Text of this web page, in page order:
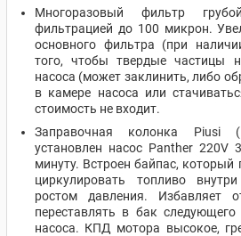
Многоразовый фильтр
фильтрацией до 100 микрон.
основного фильтра (при
того, чтобы твердые частицы
насоса (может заклинить, либо
в камере насоса или
стоимость не входит.
Заправочная колонка Piusi
установлен насос Panther
минуту. Встроен байпас, который
циркулировать топливо
ростом давления. Избавляет
переставлять в бак
насоса. КПД мотора высокое,